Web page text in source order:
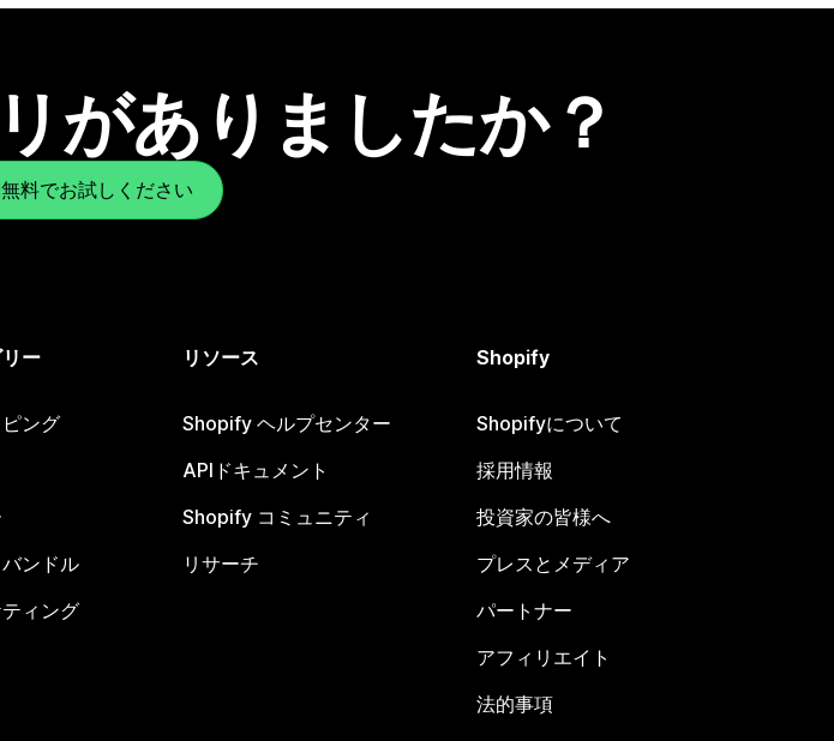
がありましたか？
料でお試しください
ー
ング
ンドル
ィング
リソース
Shopify ヘルプセンター
APIドキュメント
Shopify コミュニティ
リサーチ
Shopify
Shopifyについて
採用情報
投資家の皆様へ
プレスとメディア
パートナー
アフィリエイト
法的事項